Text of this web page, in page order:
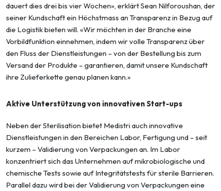
dauert dies drei bis vier Wochen», erklärt Sean Nilforoushan, der
seiner Kundschaft ein Höchstmass an Transparenz in Bezug auf
die Logistik bieten will. «Wir möchten in der Branche eine
Vorbildfunktion einnehmen, indem wir volle Transparenz über
den Fluss der Dienstleistungen – von der Bestellung bis zum
Versand der Produkte – garantieren, damit unsere Kundschaft
ihre Zulieferkette genau planen kann.»
Aktive Unterstützung von innovativen Start-ups
Neben der Sterilisation bietet Medistri auch innovative
Dienstleistungen in den Bereichen Labor, Fertigung und – seit
kurzem – Validierung von Verpackungen an. Im Labor
konzentriert sich das Unternehmen auf mikrobiologische und
chemische Tests sowie auf Integritätstests für sterile Barrieren.
Parallel dazu wird bei der Validierung von Verpackungen eine